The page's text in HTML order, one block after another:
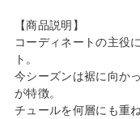
【商品説明】
コーディネートの主役
ト。
今シーズンは裾に向か
が特徴。
チュールを何層にも重